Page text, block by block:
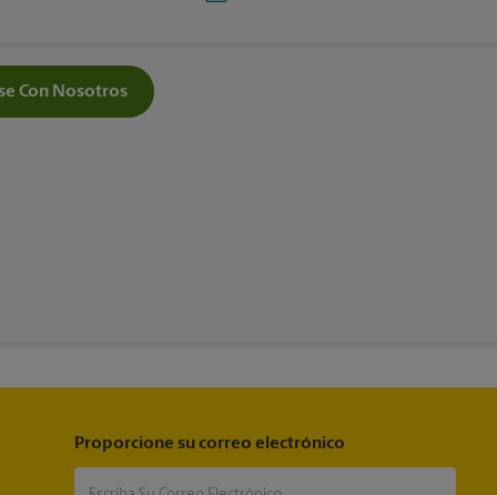
Con Nosotros
Proporcione su correo electrónico